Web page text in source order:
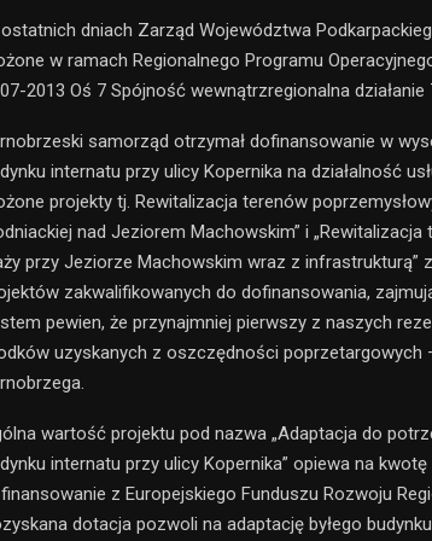
dniach Zarząd Województwa
w ramach Regionalnego Programu
2013 Oś 7 Spójność wewnątrzregionalna działanie
samorząd otrzymał dofinansowanie w
internatu przy ulicy Kopernika na działalność
projekty tj. Rewitalizacja terenów
nad Jeziorem Machowskim” i
przy Jeziorze Machowskim wraz z infrastrukturą”
zakwalifikowanych do dofinansowania,
pewien, że przynajmniej pierwszy z naszych
uzyskanych z oszczędności poprzetargowych
wartość projektu pod nazwa „Adaptacja do
internatu przy ulicy Kopernika” opiewa na
z Europejskiego Funduszu Rozwoju
dotacja pozwoli na adaptację byłego